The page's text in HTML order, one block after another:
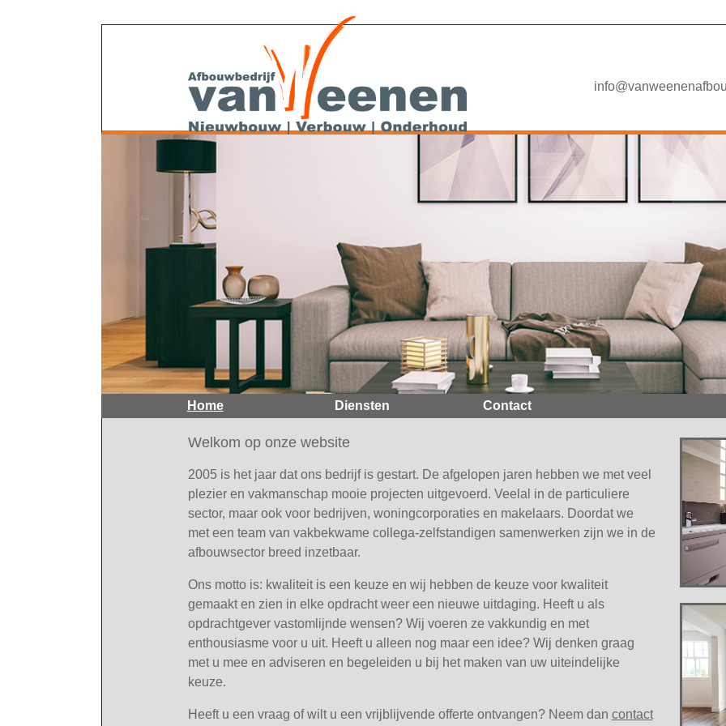
Home Diensten Contact
Welkom op onze website
2005 is het jaar dat ons bedrijf is gestart. De afgelopen jaren hebben we met veel
plezier en vakmanschap mooie projecten uitgevoerd. Veelal in de particuliere
sector, maar ook voor bedrijven, woningcorporaties en makelaars. Doordat we
met een team van vakbekwame collega-zelfstandigen samenwerken zijn we in de
afbouwsector breed inzetbaar.
Ons motto is: kwaliteit is een keuze en wij hebben de keuze voor kwaliteit
gemaakt en zien in elke opdracht weer een nieuwe uitdaging. Heeft u als
opdrachtgever vastomlijnde wensen? Wij voeren ze vakkundig en met
enthousiasme voor u uit. Heeft u alleen nog maar een idee? Wij denken graag
met u mee en adviseren en begeleiden u bij het maken van uw uiteindelijke
keuze.
Heeft u een vraag of wilt u een vrijblijvende offerte ontvangen? Neem dan contact